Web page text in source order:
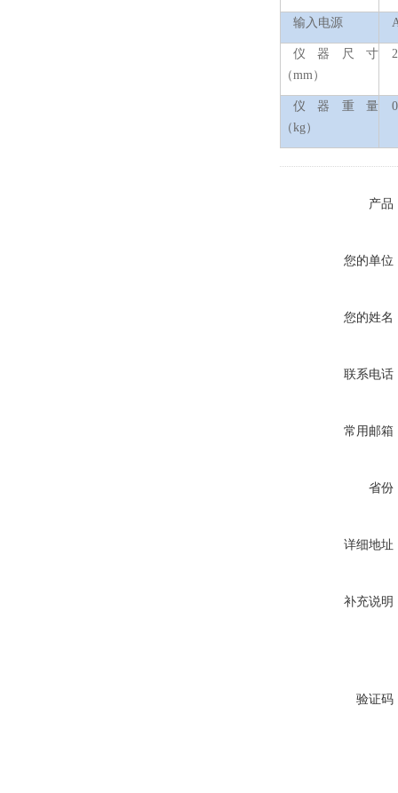
输入电源
仪器尺寸
（mm）
仪器重量
（kg）
产品
您的单位
您的姓名
联系电话
常用邮箱
省份
详细地址
补充说明
验证码